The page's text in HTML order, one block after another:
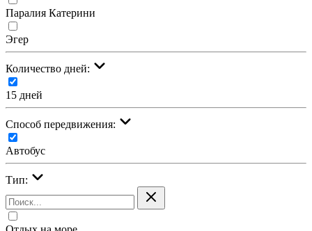
Паралия Катерини
Эгер
Количество дней:
15 дней
Cпособ передвижения:
Автобус
Тип: